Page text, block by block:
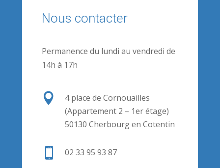
Nous contacter
Permanence du lundi au vendredi de
14h à 17h

4 place de Cornouailles
(Appartement 2 – 1er étage)
50130 Cherbourg en Cotentin
 02 33 95 93 87